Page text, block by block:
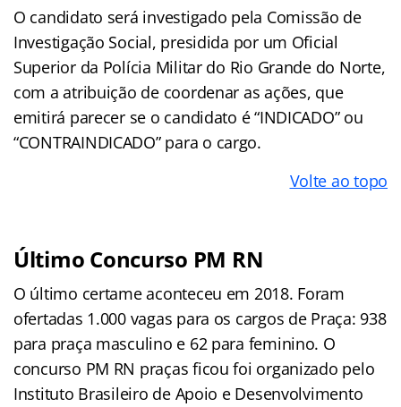
O candidato será investigado pela Comissão de
Investigação Social, presidida por um Oficial
Superior da Polícia Militar do Rio Grande do Norte,
com a atribuição de coordenar as ações, que
emitirá parecer se o candidato é “INDICADO” ou
“CONTRAINDICADO” para o cargo.
Volte ao topo
Último Concurso PM RN
O último certame aconteceu em 2018. Foram
ofertadas 1.000 vagas para os cargos de Praça: 938
para praça masculino e 62 para feminino. O
concurso PM RN praças ficou foi organizado pelo
Instituto Brasileiro de Apoio e Desenvolvimento